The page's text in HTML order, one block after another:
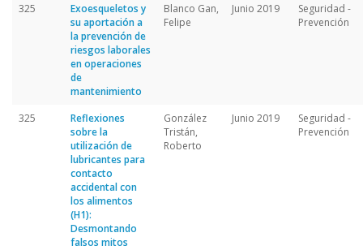
325
Exoesqueletos y
su aportación a
la prevención de
riesgos laborales
en operaciones
de
mantenimiento
Blanco Gan,
Felipe
Junio 2019
Seguridad -
Prevención
325
Reflexiones
sobre la
utilización de
lubricantes para
contacto
accidental con
los alimentos
(H1):
Desmontando
falsos mitos
González
Tristán,
Roberto
Junio 2019
Seguridad -
Prevención